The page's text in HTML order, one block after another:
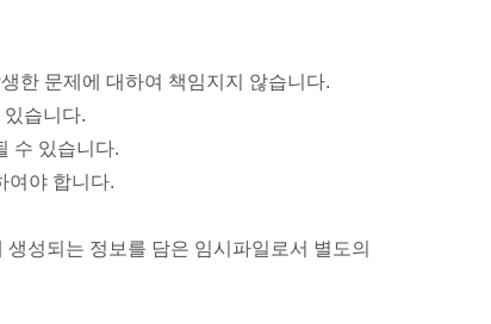
한 문제에 대하여 책임지지 않습니다.
습니다.
수 있습니다.
여야 합니다.
성되는 정보를 담은 임시파일로서 별도의